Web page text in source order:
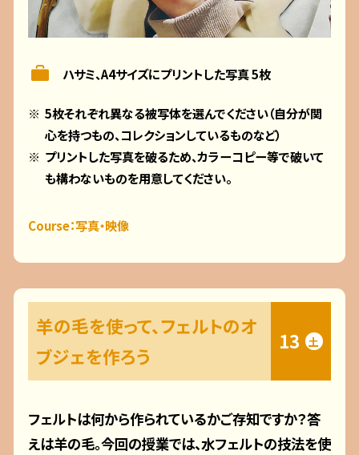
ハサミ、A4サイズにプリントした写真 5枚
5枚それぞれ異なる被写体を選んでください（自分が関
心を持つもの、コレクションしているものなど）
プリントした写真を破るため、カラーコピー等で破いて
も構わないものを用意してください。
Course：写真・映像
羊の毛を使って、フェルトのオ
ブジェを作ろう
13 土
フェルトは何から作られているかご存知ですか？答
えは羊の毛。今回の授業では、水フェルトの技法を使